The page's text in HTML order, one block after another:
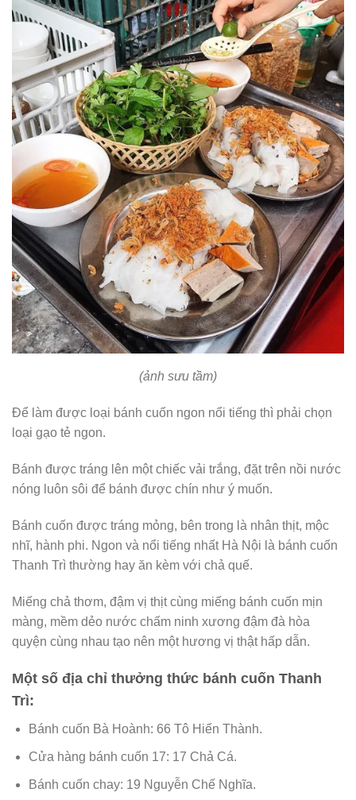
(ảnh sưu tầm)
Để làm được loại bánh cuốn ngon nổi tiếng thì phải chọn
loại gạo tẻ ngon.
Bánh được tráng lên một chiếc vải trắng, đặt trên nồi nước
nóng luôn sôi để bánh được chín như ý muốn.
Bánh cuốn được tráng mỏng, bên trong là nhân thịt, mộc
nhĩ, hành phi. Ngon và nổi tiếng nhất Hà Nội là bánh cuốn
Thanh Trì thường hay ăn kèm với chả quế.
Miếng chả thơm, đậm vị thịt cùng miếng bánh cuốn mịn
màng, mềm dẻo nước chấm ninh xương đậm đà hòa
quyện cùng nhau tạo nên một hương vị thật hấp dẫn.
Một số địa chỉ thưởng thức bánh cuốn Thanh
Trì:
Bánh cuốn Bà Hoành: 66 Tô Hiến Thành.
Cửa hàng bánh cuốn 17: 17 Chả Cá.
Bánh cuốn chay: 19 Nguyễn Chế Nghĩa.